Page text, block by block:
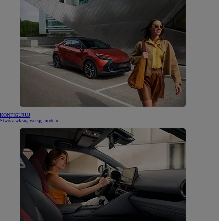
KONFIGURUJ
Stwórz własną wersję modelu